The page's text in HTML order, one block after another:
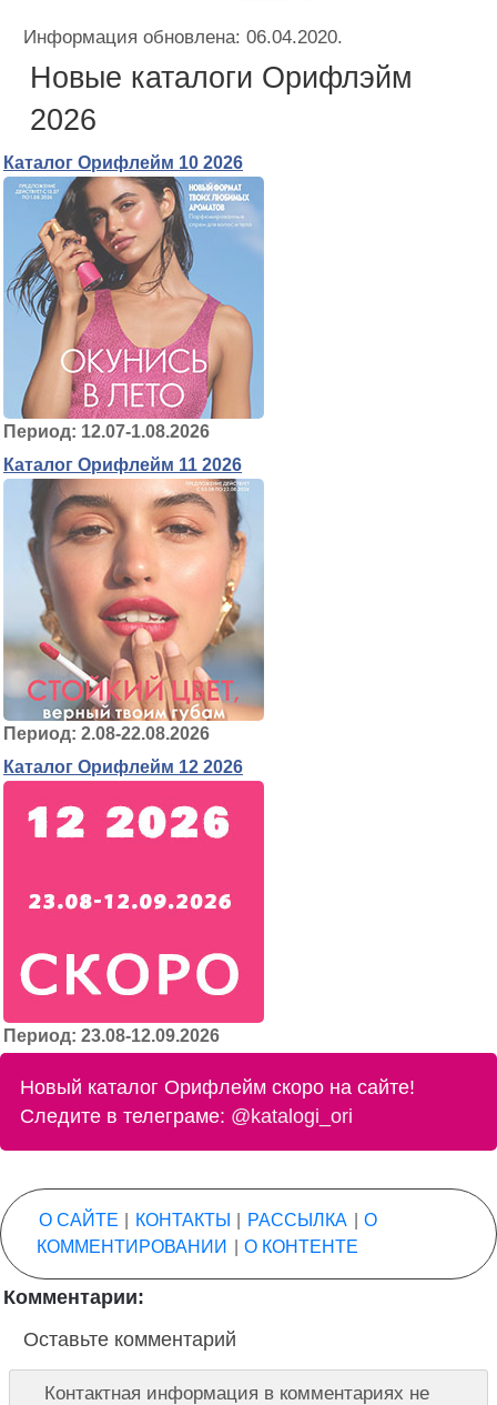
Информация обновлена: 06.04.2020.
Новые каталоги Орифлэйм
2026
Каталог Орифлейм 10 2026
Период: 12.07-1.08.2026
Каталог Орифлейм 11 2026
Период: 2.08-22.08.2026
Каталог Орифлейм 12 2026
Период: 23.08-12.09.2026
Новый каталог Орифлейм скоро на сайте!
Следите в телеграме: @katalogi_ori
О САЙТЕ КОНТАКТЫ РАССЫЛКА
О
КОММЕНТИРОВАНИИ
О КОНТЕНТЕ
Комментарии:
Оставьте комментарий
Контактная информация в комментариях не